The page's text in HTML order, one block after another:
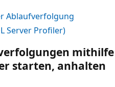
Ablaufverfolgung
Server Profiler)
mithilfe
starten, anhalten